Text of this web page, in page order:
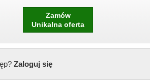
Zamów
Unikalna oferta
Zaloguj się